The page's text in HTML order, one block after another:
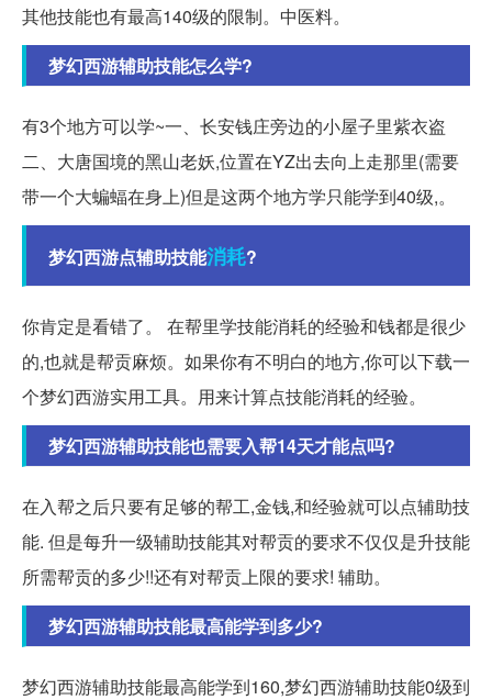
其他技能也有最高140级的限制。中医料。
梦幻西游辅助技能怎么学?
有3个地方可以学~一、长安钱庄旁边的小屋子里紫衣盗
二、大唐国境的黑山老妖,位置在YZ出去向上走那里(需要
带一个大蝙蝠在身上)但是这两个地方学只能学到40级,。
梦幻西游点辅助技能消耗?
你肯定是看错了。 在帮里学技能消耗的经验和钱都是很少
的,也就是帮贡麻烦。如果你有不明白的地方,你可以下载一
个梦幻西游实用工具。用来计算点技能消耗的经验。
梦幻西游辅助技能也需要入帮14天才能点吗?
在入帮之后只要有足够的帮工,金钱,和经验就可以点辅助技
能. 但是每升一级辅助技能其对帮贡的要求不仅仅是升技能
所需帮贡的多少!!还有对帮贡上限的要求! 辅助。
梦幻西游辅助技能最高能学到多少?
梦幻西游辅助技能最高能学到160,梦幻西游辅助技能0级到